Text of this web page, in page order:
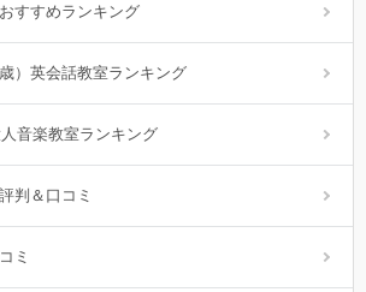
すすめランキング
）英会話教室ランキング
人音楽教室ランキング
判＆口コミ
ミ